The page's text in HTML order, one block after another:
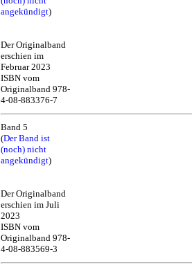
angekündigt)
Der Originalband
erschien im
Februar 2023
ISBN vom
Originalband 978-
4-08-883376-7
Band 5
(Der Band ist
(noch) nicht
angekündigt)
Der Originalband
erschien im Juli
2023
ISBN vom
Originalband 978-
4-08-883569-3